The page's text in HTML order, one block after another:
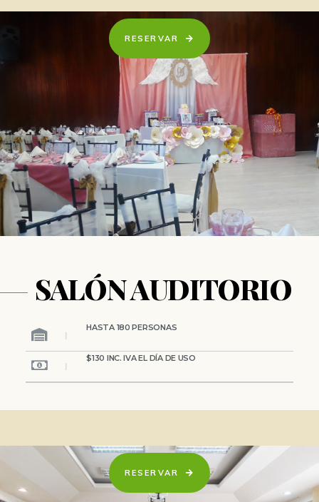
RESERVAR
RESERVAR
SALÓN AUDITORIO
HASTA 180 PERSONAS
$130 INC. IVA EL DÍA DE USO